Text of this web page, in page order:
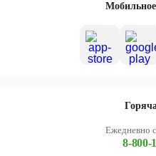
Ежедневно
8-800-